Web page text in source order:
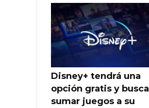
Disney+ tendrá una
opción gratis y busca
sumar juegos a su